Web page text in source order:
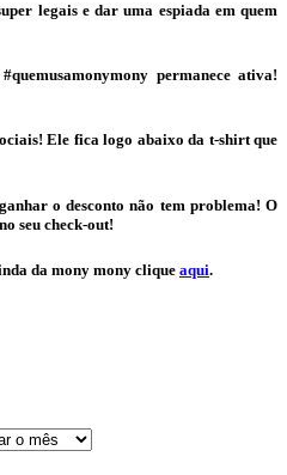
legais e dar uma espiada em quem
permanece ativa!
Ele fica logo abaixo da t-shirt que
o desconto não tem problema! O
seu check-out!
da mony mony clique aqui.